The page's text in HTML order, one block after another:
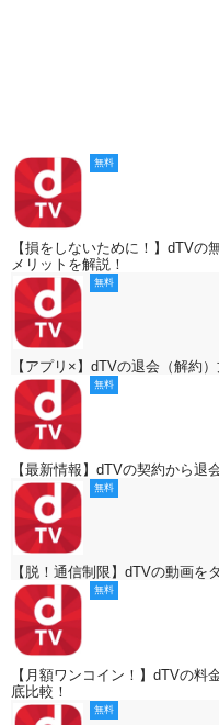
無料
【損をしないために！】dTVの
メリットを解説！
無料
【アプリ×】dTVの退会（解約
無料
【最新情報】dTVの契約から退
無料
【脱！通信制限】dTVの動画を
無料
【月額ワンコイン！】dTVの
底比較！
無料